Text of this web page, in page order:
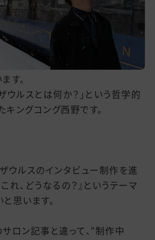
す。
ウルスとは何か？」という哲学的
ングコング西野です。
ウルスのインタビュー制作を進
れ、どうなるの？』というテーマ
思います。
ロン記事と違って、“制作中